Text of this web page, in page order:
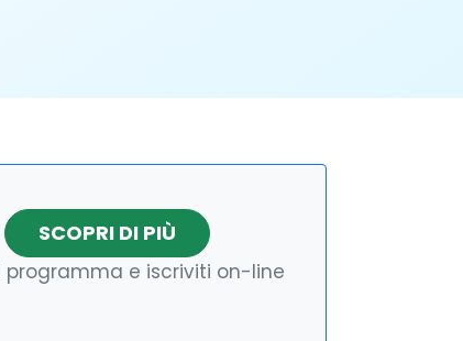
SCOPRI DI PIÙ
programma e iscriviti on-line